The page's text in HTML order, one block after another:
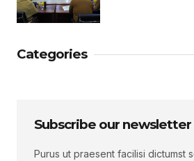
Categories
Subscribe our newsletter
Purus ut praesent facilisi dictumst